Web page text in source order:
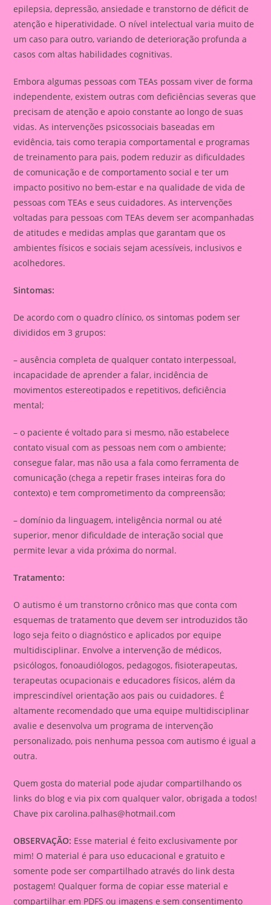
epilepsia, depressão, ansiedade e transtorno de déficit de
atenção e hiperatividade. O nível intelectual varia muito de
um caso para outro, variando de deterioração profunda a
casos com altas habilidades cognitivas.
Embora algumas pessoas com TEAs possam viver de forma
independente, existem outras com deficiências severas que
precisam de atenção e apoio constante ao longo de suas
vidas. As intervenções psicossociais baseadas em
evidência, tais como terapia comportamental e programas
de treinamento para pais, podem reduzir as dificuldades
de comunicação e de comportamento social e ter um
impacto positivo no bem-estar e na qualidade de vida de
pessoas com TEAs e seus cuidadores. As intervenções
voltadas para pessoas com TEAs devem ser acompanhadas
de atitudes e medidas amplas que garantam que os
ambientes físicos e sociais sejam acessíveis, inclusivos e
acolhedores.
Sintomas:
De acordo com o quadro clínico, os sintomas podem ser
divididos em 3 grupos:
– ausência completa de qualquer contato interpessoal,
incapacidade de aprender a falar, incidência de
movimentos estereotipados e repetitivos, deficiência
mental;
– o paciente é voltado para si mesmo, não estabelece
contato visual com as pessoas nem com o ambiente;
consegue falar, mas não usa a fala como ferramenta de
comunicação (chega a repetir frases inteiras fora do
contexto) e tem comprometimento da compreensão;
– domínio da linguagem, inteligência normal ou até
superior, menor dificuldade de interação social que
permite levar a vida próxima do normal.
Tratamento:
O autismo é um transtorno crônico mas que conta com
esquemas de tratamento que devem ser introduzidos tão
logo seja feito o diagnóstico e aplicados por equipe
multidisciplinar. Envolve a intervenção de médicos,
psicólogos, fonoaudiólogos, pedagogos, fisioterapeutas,
terapeutas ocupacionais e educadores físicos, além da
imprescindível orientação aos pais ou cuidadores. É
altamente recomendado que uma equipe multidisciplinar
avalie e desenvolva um programa de intervenção
personalizado, pois nenhuma pessoa com autismo é igual a
outra.
Quem gosta do material pode ajudar compartilhando os
links do blog e via pix com qualquer valor, obrigada a todos!
Chave pixcarolina.palhas@hotmail.com
OBSERVAÇÃO: Esse material é feito exclusivamente por
mim! O material é para uso educacional e gratuito e
somente pode ser compartilhado através do link desta
postagem! Qualquer forma de copiar esse material e
compartilhar em PDFS ou imagens e sem consentimento